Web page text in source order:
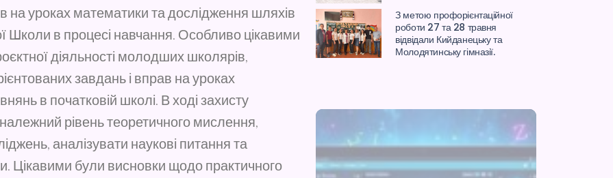
уроках математики та дослідження шляхів
Школи в процесі навчання. Особливо цікавими
діяльності молодших школярів,
завдань і вправ на уроках
в початковій школі. В ході захисту
рівень теоретичного мислення,
аналізувати наукові питання та
Цікавими були висновки щодо практичного
З метою профорієнтаційної
роботи 27 та 28 травня
відвідали Кийданецьку та
Молодятинську гімназії.